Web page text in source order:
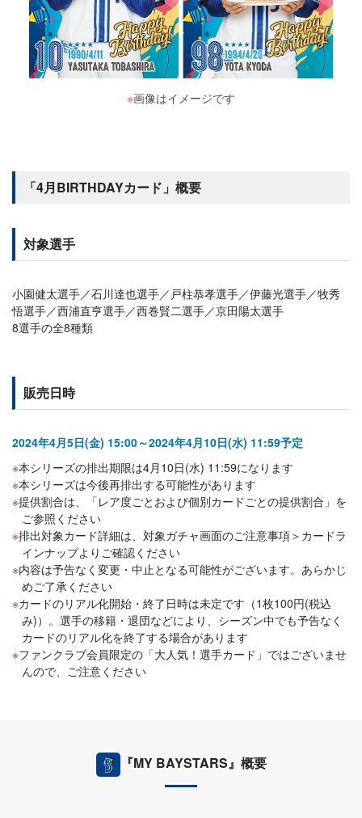
※画像はイメージです
「4月BIRTHDAYカード」概要
対象選手
小園健太選手／石川達也選手／戸柱恭孝選手／伊藤光選手／牧秀
悟選手／西浦直亨選手／西巻賢二選手／京田陽太選手
8選手の全8種類
販売日時
2024年4月5日(金) 15:00～2024年4月10日(水) 11:59予定
本シリーズの排出期限は4月10日(水) 11:59になります
本シリーズは今後再排出する可能性があります
提供割合は、「レア度ごとおよび個別カードごとの提供割合」を
ご参照ください
排出対象カード詳細は、対象ガチャ画面のご注意事項＞カードラ
インナップよりご確認ください
内容は予告なく変更・中止となる可能性がございます。あらかじ
めご了承ください
カードのリアル化開始・終了日時は未定です（1枚100円(税込
み)）。選手の移籍・退団などにより、シーズン中でも予告なく
カードのリアル化を終了する場合があります
ファンクラブ会員限定の「大人気！選手カード」ではございませ
んので、ご注意ください
『MY BAYSTARS』概要